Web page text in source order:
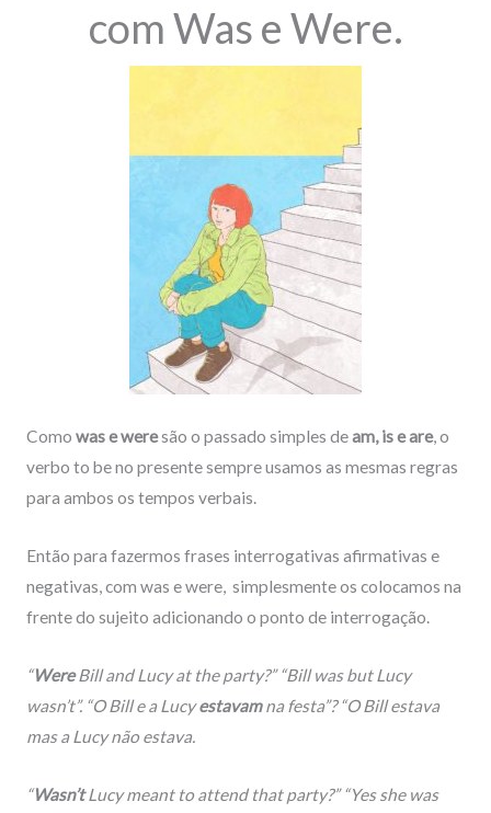
com Was e Were.
Como was e weresão o passado simples deam, is e are, o
verbo to be no presente sempre usamos as mesmas regras
para ambos os tempos verbais.
Então para fazermos frases interrogativas afirmativas e
negativas, com was e were, simplesmente os colocamos na
frente do sujeito adicionando o ponto de interrogação.
“WereBill and Lucy at the party?” “Billwasbut Lucy
wasn’t”. “O Bill e a Lucyestavamna festa”? “O Bill estava
mas a Lucy não estava.
“Wasn’tLucy meant to attend that party?” “Yes she was